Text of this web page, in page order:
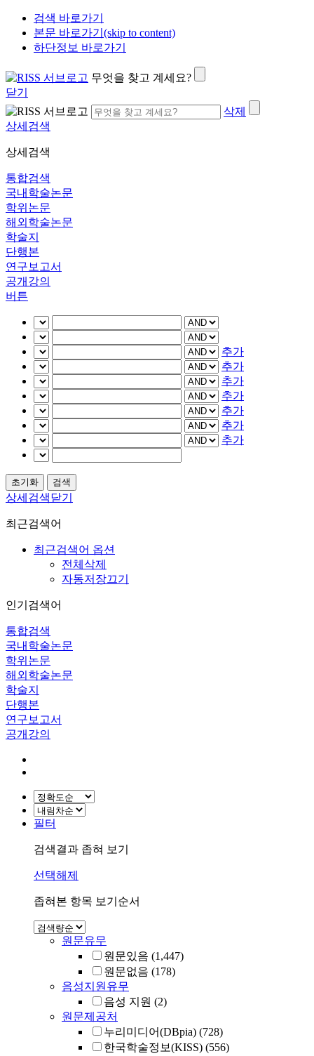
검색 바로가기
본문 바로가기(skip to content)
하단정보 바로가기
무엇을 찾고 계세요?
닫기
삭제
상세검색
상세검색
통합검색
국내학술논문
학위논문
해외학술논문
학술지
단행본
연구보고서
공개강의
버튼
추가
추가
추가
추가
추가
추가
추가
상세검색닫기
최근검색어
최근검색어 옵션
전체삭제
자동저장끄기
인기검색어
통합검색
국내학술논문
학위논문
해외학술논문
학술지
단행본
연구보고서
공개강의
필터
검색결과 좁혀 보기
선택해제
좁혀본 항목 보기순서
원문유무
원문있음 (1,447)
원문없음 (178)
음성지원유무
음성 지원 (2)
원문제공처
누리미디어(DBpia) (728)
한국학술정보(KISS) (556)